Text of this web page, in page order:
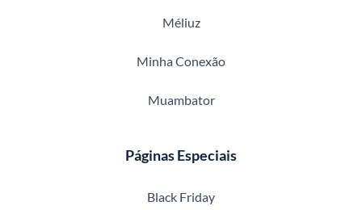
Méliuz
Minha Conexão
Muambator
Páginas Especiais
Black Friday